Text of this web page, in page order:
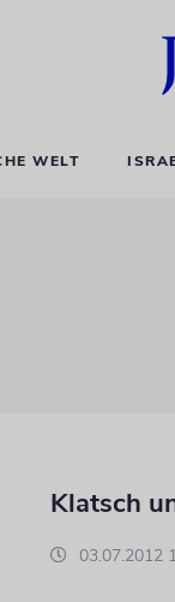
WELT
Klatsch
03.07.2012